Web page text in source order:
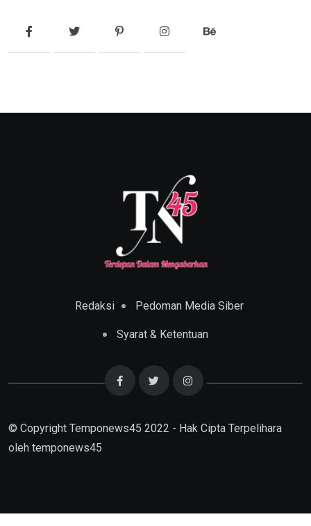
Redaksi Pedoman Media Siber
Syarat & Ketentuan
© Copyright Temponews45 2022 - Hak Cipta Terpelihara
oleh temponews45